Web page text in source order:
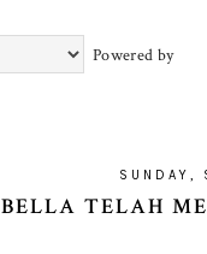
Powered by
SUNDAY,
BELLA TELAH